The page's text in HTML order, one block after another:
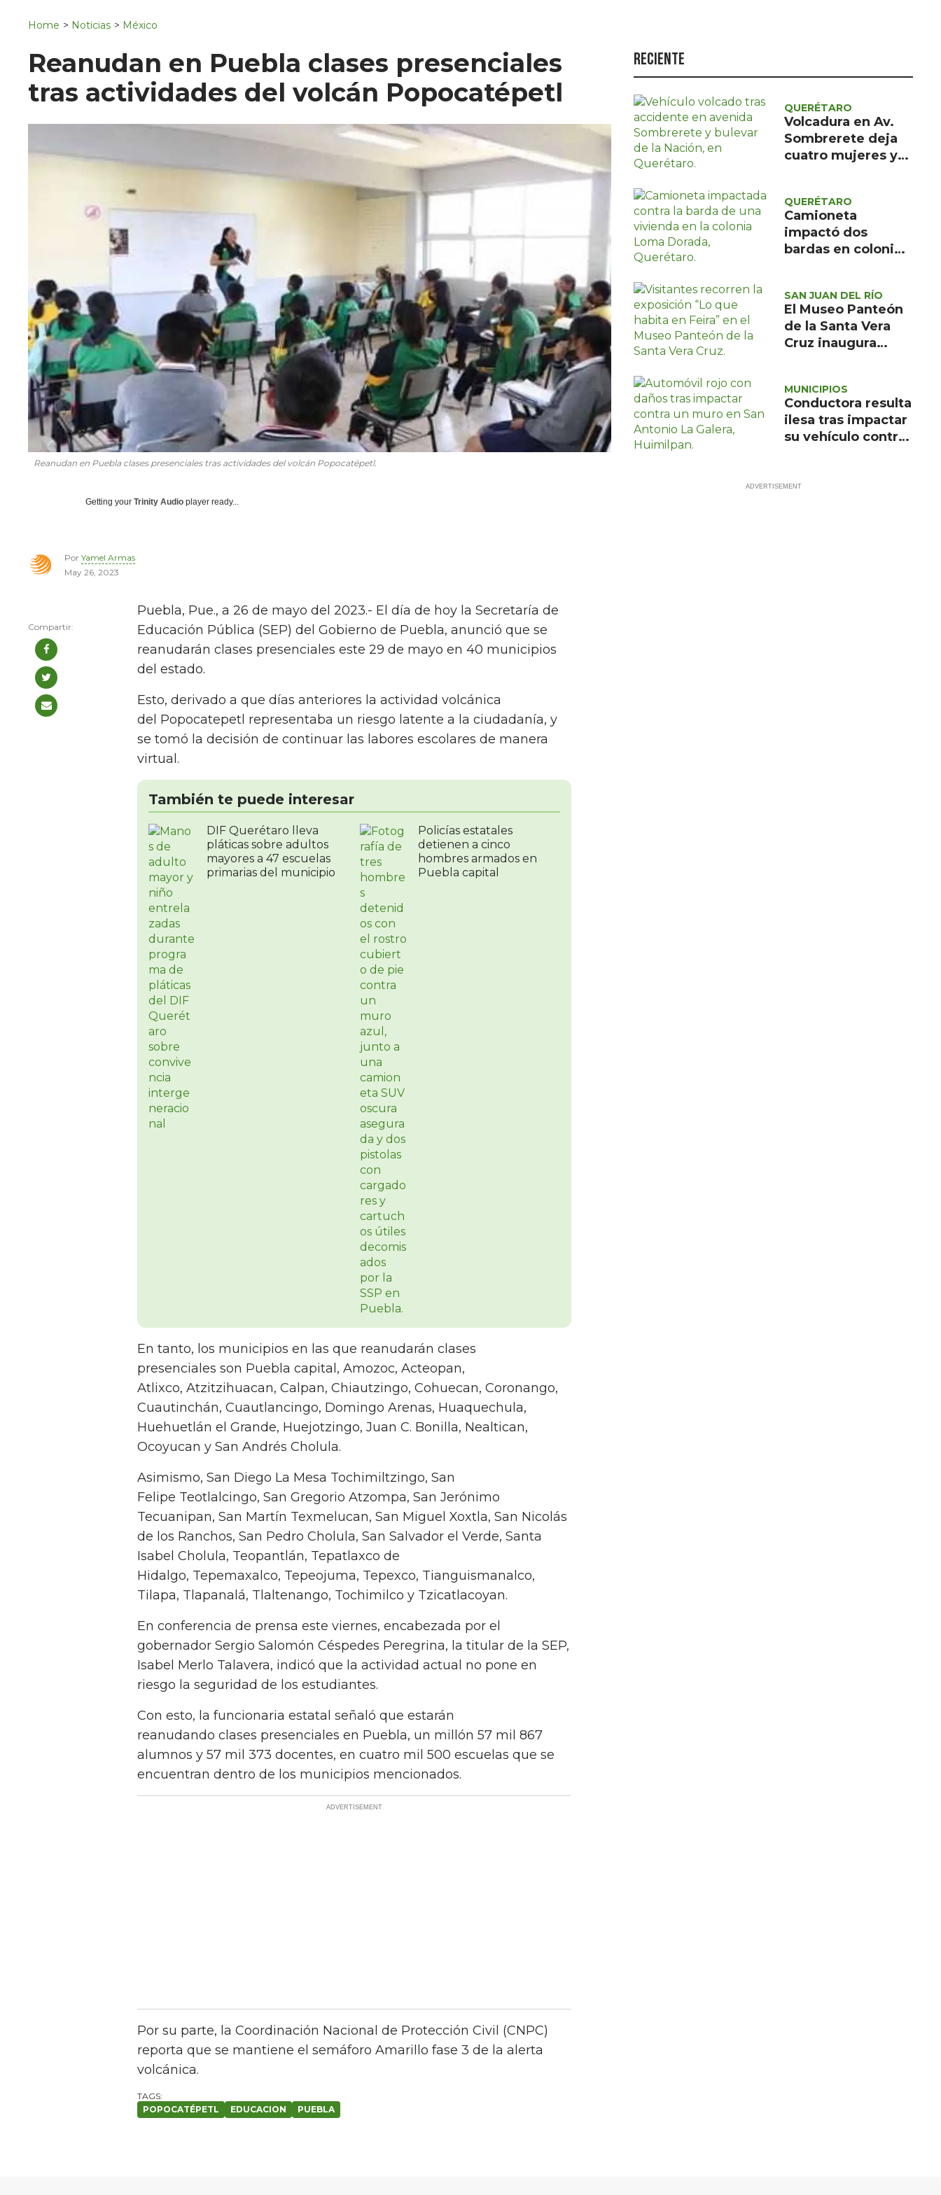
Política
Turismo
Asuntos Sociales
Home > Noticias > México
Reanudan en Puebla clases presenciales
tras actividades del volcán Popocatépetl
Reanudan en Puebla clases presenciales tras actividades del volcán Popocatépetl.
Getting your Trinity Audio player ready...
Por Yamel Armas
May 26, 2023
Puebla, Pue., a 26 de mayo del 2023.- El día de hoy la Secretaría de
Educación Pública (SEP) del Gobierno de Puebla, anunció que se
reanudarán clases presenciales este 29 de mayo en 40 municipios
del estado.
Esto, derivado a que días anteriores la actividad volcánica
del Popocatepetl representaba un riesgo latente a la ciudadanía, y
se tomó la decisión de continuar las labores escolares de manera
virtual.
También te puede interesar
DIF Querétaro lleva
pláticas sobre adultos
mayores a 47 escuelas
primarias del municipio
Policías estatales
detienen a cinco
hombres armados en
Puebla capital
En tanto, los municipios en las que reanudarán clases
presenciales son Puebla capital, Amozoc, Acteopan,
Atlixco, Atzitzihuacan, Calpan, Chiautzingo, Cohuecan, Coronango,
Cuautinchán, Cuautlancingo, Domingo Arenas, Huaquechula,
Huehuetlán el Grande, Huejotzingo, Juan C. Bonilla, Nealtican,
Ocoyucan y San Andrés Cholula.
Asimismo, San Diego La Mesa Tochimiltzingo, San
Felipe Teotlalcingo, San Gregorio Atzompa, San Jerónimo
Tecuanipan, San Martín Texmelucan, San Miguel Xoxtla, San Nicolás
de los Ranchos, San Pedro Cholula, San Salvador el Verde, Santa
Isabel Cholula, Teopantlán, Tepatlaxco de
Hidalgo, Tepemaxalco, Tepeojuma, Tepexco, Tianguismanalco,
Tilapa, Tlapanalá, Tlaltenango, Tochimilco y Tzicatlacoyan.
En conferencia de prensa este viernes, encabezada por el
gobernador Sergio Salomón Céspedes Peregrina, la titular de la SEP,
Isabel Merlo Talavera, indicó que la actividad actual no pone en
riesgo la seguridad de los estudiantes.
Con esto, la funcionaria estatal señaló que estarán
reanudando clases presenciales en Puebla, un millón 57 mil 867
alumnos y 57 mil 373 docentes, en cuatro mil 500 escuelas que se
encuentran dentro de los municipios mencionados.
Por su parte, la Coordinación Nacional de Protección Civil (CNPC)
reporta que se mantiene el semáforo Amarillo fase 3 de la alerta
volcánica.
POPOCATÉPETL EDUCACION PUEBLA
Reciente
QUERÉTARO
Volcadura en Av.
Sombrerete deja
cuatro mujeres y
prehospitalaria
QUERÉTARO
Camioneta
impactó dos
bardas en colonia
descartó riesgos
SAN JUAN DEL RÍO
El Museo Panteón
de la Santa Vera
Cruz inaugura
de la Feira
MUNICIPIOS
Conductora resulta
ilesa tras impactar
su vehículo contra